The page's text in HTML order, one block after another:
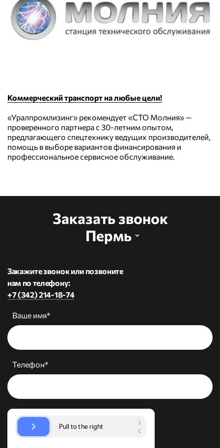
Коммерческий транспорт на любые цели!
«Уралпромлизинг» рекомендует «СТО Молния» —
проверенного партнера с 30-летним опытом,
предлагающего спецтехнику ведущих производителей,
помощь в выборе вариантов финансирования и
профессиональное сервисное обслуживание.
Заказать звонок
Пермь
Закажите звонок или позвоните
нам по телефону:
+7 (342) 214-18-74
Ваше имя*
Телефон*